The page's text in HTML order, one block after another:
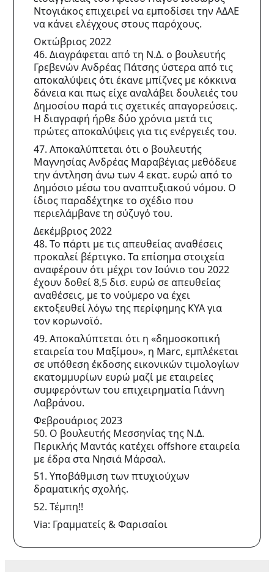
Ντογιάκος επιχειρεί να εμποδίσει την ΑΔΑΕ
να κάνει ελέγχους στους παρόχους.
Οκτώβριος 2022
46. Διαγράφεται από τη Ν.Δ. ο βουλευτής
Γρεβενών Ανδρέας Πάτσης ύστερα από τις
αποκαλύψεις ότι έκανε μπίζνες με κόκκινα
δάνεια και πως είχε αναλάβει δουλειές του
Δημοσίου παρά τις σχετικές απαγορεύσεις.
Η διαγραφή ήρθε δύο χρόνια μετά τις
πρώτες αποκαλύψεις για τις ενέργειές του.
47. Αποκαλύπτεται ότι ο βουλευτής
Μαγνησίας Ανδρέας Μαραβέγιας μεθόδευε
την άντληση άνω των 4 εκατ. ευρώ από το
Δημόσιο μέσω του αναπτυξιακού νόμου. Ο
ίδιος παραδέχτηκε το σχέδιο που
περιελάμβανε τη σύζυγό του.
Δεκέμβριος 2022
48. Το πάρτι με τις απευθείας αναθέσεις
προκαλεί βέρτιγκο. Τα επίσημα στοιχεία
αναφέρουν ότι μέχρι τον Ιούνιο του 2022
έχουν δοθεί 8,5 δισ. ευρώ σε απευθείας
αναθέσεις, με το νούμερο να έχει
εκτοξευθεί λόγω της περίφημης ΚΥΑ για
τον κορωνοϊό.
49. Αποκαλύπτεται ότι η «δημοσκοπική
εταιρεία του Μαξίμου», η Marc, εμπλέκεται
σε υπόθεση έκδοσης εικονικών τιμολογίων
εκατομμυρίων ευρώ μαζί με εταιρείες
συμφερόντων του επιχειρηματία Γιάννη
Λαβράνου.
Φεβρουάριος 2023
50. Ο βουλευτής Μεσσηνίας της Ν.Δ.
Περικλής Μαντάς κατέχει offshore εταιρεία
με έδρα στα Νησιά Μάρσαλ.
51. Υποβάθμιση των πτυχιούχων
δραματικής σχολής.
52. Τέμπη!!
Via: Γραμματείς & Φαρισαίοι